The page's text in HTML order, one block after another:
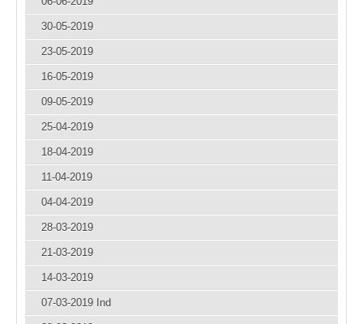
30-05-2019
23-05-2019
16-05-2019
09-05-2019
25-04-2019
18-04-2019
11-04-2019
04-04-2019
28-03-2019
21-03-2019
14-03-2019
07-03-2019 Ind